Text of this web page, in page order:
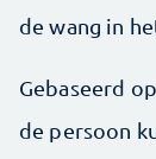
de wang in
Gebaseerd
de persoon